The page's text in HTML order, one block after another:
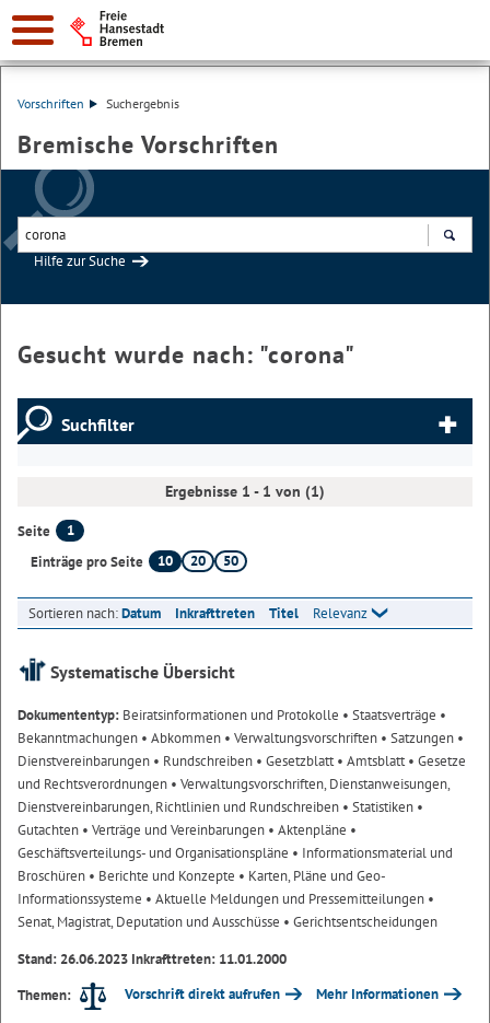
Vorschriften Suchergebnis
Bremische Vorschriften
Hilfe zur Suche
Gesucht wurde nach: "corona"
Suchfilter
Ergebnisse 1 - 1 von (1)
Seite
1
Einträge pro Seite
10 20 50
Sortieren nach:Datum Inkrafttreten Titel Relevanz
Systematische Übersicht
Dokumententyp: Beiratsinformationen und Protokolle • Staatsverträge •
Bekanntmachungen • Abkommen • Verwaltungsvorschriften • Satzungen •
Dienstvereinbarungen • Rundschreiben • Gesetzblatt• Amtsblatt• Gesetze
und Rechtsverordnungen • Verwaltungsvorschriften, Dienstanweisungen,
Dienstvereinbarungen, Richtlinien und Rundschreiben • Statistiken •
Gutachten • Verträge und Vereinbarungen • Aktenpläne •
Geschäftsverteilungs- und Organisationspläne • Informationsmaterial und
Broschüren • Berichte und Konzepte • Karten, Pläne und Geo-
Informationssysteme • Aktuelle Meldungen und Pressemitteilungen •
Senat, Magistrat, Deputation und Ausschüsse • Gerichtsentscheidungen
Stand: 26.06.2023 Inkrafttreten: 11.01.2000
Themen:
Vorschrift direkt aufrufen Mehr Informationen